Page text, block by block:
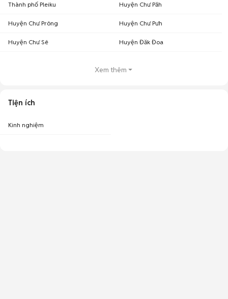
Thành phố Pleiku Huyện Chư Păh
Huyện Chư Prông Huyện Chư Pưh
Huyện Chư Sê Huyện Đăk Đoa
Xem thêm
Tiện ích
Kinh nghiệm